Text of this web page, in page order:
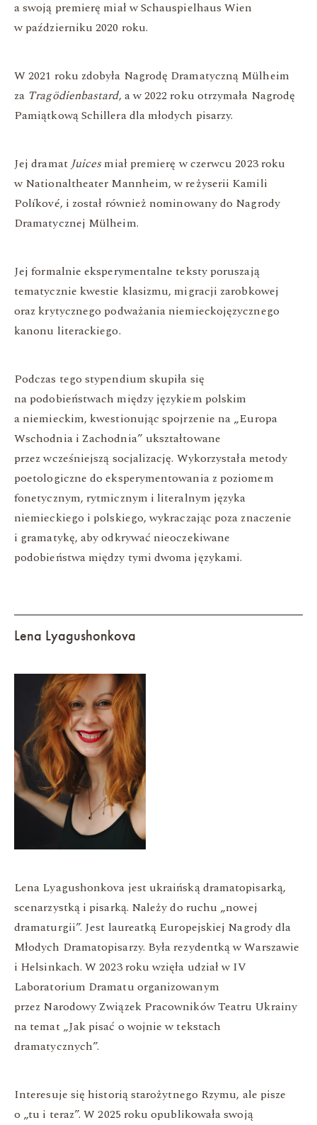
a swoją premierę miał w Schauspielhaus Wien
w październiku 2020 roku.
W 2021 roku zdobyła Nagrodę Dramatyczną Mülheim
za Tragödienbastard, a w 2022 roku otrzymała Nagrodę
Pamiątkową Schillera dla młodych pisarzy.
Jej dramatJuicesmiał premierę w czerwcu 2023 roku
w Nationaltheater Mannheim, w reżyserii Kamili
Políkové, i został również nominowany do Nagrody
Dramatycznej Mülheim.
Jej formalnie eksperymentalne teksty poruszają
tematycznie kwestie klasizmu, migracji zarobkowej
oraz krytycznego podważania niemieckojęzycznego
kanonu literackiego.
Podczas tego stypendium skupiła się
na podobieństwach między językiem polskim
a niemieckim, kwestionując spojrzenie na „Europa
Wschodnia i Zachodnia” ukształtowane
przez wcześniejszą socjalizację. Wykorzystała metody
poetologiczne do eksperymentowania z poziomem
fonetycznym, rytmicznym i literalnym języka
niemieckiego i polskiego, wykraczając poza znaczenie
i gramatykę, aby odkrywać nieoczekiwane
podobieństwa między tymi dwoma językami.
Lena Lyagushonkova
Lena Lyagushonkova jest ukraińską dramatopisarką,
scenarzystką i pisarką. Należy do ruchu „nowej
dramaturgii”. Jest laureatką Europejskiej Nagrody dla
Młodych Dramatopisarzy. Była rezydentką w Warszawie
i Helsinkach. W 2023 roku wzięła udział w IV
Laboratorium Dramatu organizowanym
przez Narodowy Związek Pracowników Teatru Ukrainy
na temat „Jak pisać o wojnie w tekstach
dramatycznych”.
Interesuje się historią starożytnego Rzymu, ale pisze
o „tu i teraz”. W 2025 roku opublikowała swoją